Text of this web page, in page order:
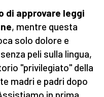
di approvare leggi
, mentre questa
solo dolore e
peli sulla lingua,
"privilegiato" della
madri e padri dopo